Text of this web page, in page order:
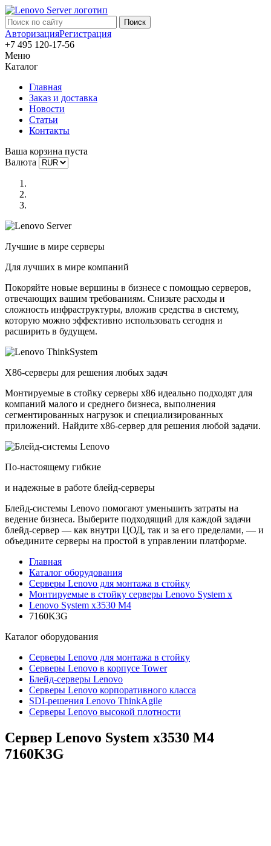
АвторизацияРегистрация
+7 495 120-17-56
Меню
Каталог
Главная
Заказ и доставка
Новости
Статьи
Контакты
Ваша корзина пуста
Валюта
Лучшие в мире серверы
Для лучших в мире компаний
Покоряйте новые вершины в бизнесе с помощью серверов,
отвечающих вашим требованиям. Снизьте расходы и
сложность инфраструктуры, вложив средства в систему,
которую можно эффективно использовать сегодня и
расширить в будущем.
X86-серверы для решения любых задач
Монтируемые в стойку серверы x86 идеально подходят для
компаний малого и среднего бизнеса, выполнения
сегментированных нагрузок и специализированных
приложений. Найдите x86-сервер для решения любой задачи.
По-настоящему гибкие
и надежные в работе блейд-серверы
Блейд-системы Lenovo помогают уменьшить затраты на
ведение бизнеса. Выберите подходящий для каждой задачи
блейд-сервер — как внутри ЦОД, так и за его пределами, — и
объедините серверы на простой в управлении платформе.
Главная
Каталог оборудования
Серверы Lenovo для монтажа в стойку
Монтируемые в стойку серверы Lenovo System x
Lenovo System x3530 M4
7160K3G
Каталог оборудования
Серверы Lenovo для монтажа в стойку
Серверы Lenovo в корпусе Tower
Блейд-серверы Lenovo
Cерверы Lenovo корпоративного класса
SDI-решения Lenovo ThinkAgile
Серверы Lenovo высокой плотности
Сервер Lenovo System x3530 M4
7160K3G